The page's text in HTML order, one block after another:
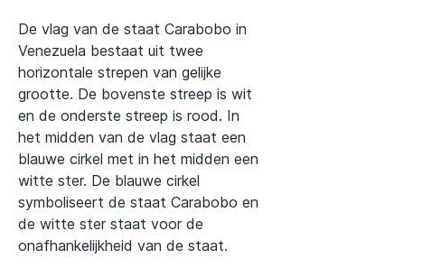
De vlag van de staat Carabobo in
Venezuela bestaat uit twee
horizontale strepen van gelijke
grootte. De bovenste streep is wit
en de onderste streep is rood. In
het midden van de vlag staat een
blauwe cirkel met in het midden een
witte ster. De blauwe cirkel
symboliseert de staat Carabobo en
de witte ster staat voor de
onafhankelijkheid van de staat.